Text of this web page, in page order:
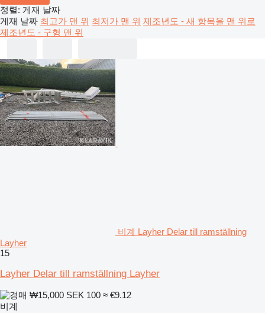
정렬: 게재 날짜
게재 날짜 최고가 맨 위 최저가 맨 위 제조년도 - 새 항목을 맨 위로
제조년도 - 구형 맨 위
비계 Layher Delar till ramställning
Layher
15
Layher Delar till ramställning Layher
₩15,000 SEK 100 ≈ €9.12
비계